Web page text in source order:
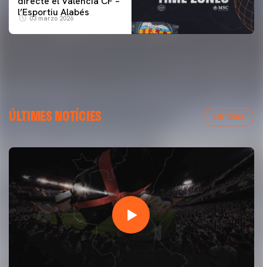
l’Esportiu Alabés
03 marzo 2026
ÚLTIMES NOTÍCIES VER TODAS